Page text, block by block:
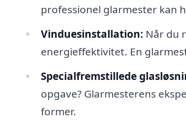
professionel glarmester kan
Vinduesinstallation: Når du
energieffektivitet. En
Specialfremstillede
opgave? Glarmesterens
former.